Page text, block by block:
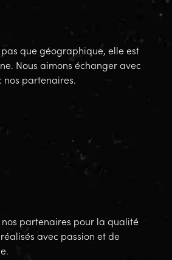
pas que géographique, elle est
Nous aimons échanger avec
nos partenaires.
nos partenaires pour la qualité
avec passion et de